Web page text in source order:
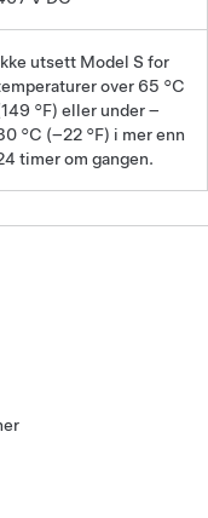
utsett Model S for
over 65 °C
°F) eller under–
°C (–22 °F) i mer enn
timer om gangen.